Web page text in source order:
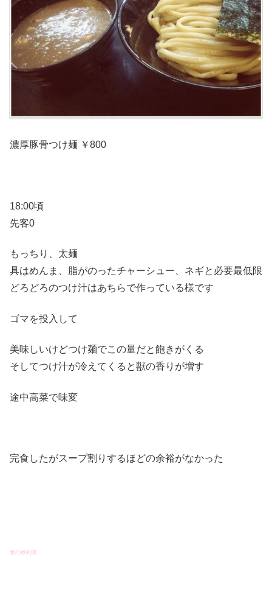
濃厚豚骨つけ麺 ￥800
18:00頃
先客0
もっちり、太麺
具はめんま、脂がのったチャーシュー、ネギと必要最低限
どろどろのつけ汁はあちらで作っている様です
ゴマを投入して
美味しいけどつけ麺でこの量だと飽きがくる
そしてつけ汁が冷えてくると獣の香りが増す
途中高菜で味変
完食したがスープ割りするほどの余裕がなかった
食の秋到来